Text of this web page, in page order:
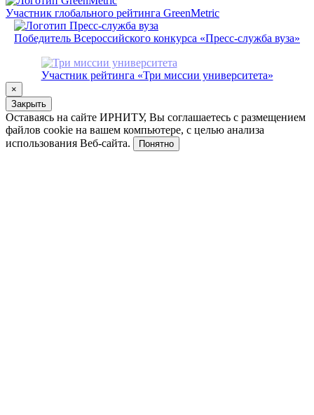
Участник глобального рейтинга GreenMetric
Победитель Всероссийского конкурса «Пресс-служба вуза»
Участник рейтинга «Три миссии университета»
×
Закрыть
Оставаясь на сайте ИРНИТУ, Вы соглашаетесь с размещением
файлов cookie на вашем компьютере, с целью анализа
использования Веб-сайта.
Понятно